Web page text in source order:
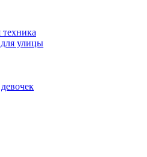
улицы